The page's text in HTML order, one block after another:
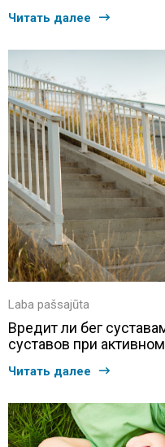
Читать далее
Laba pašsajūta
Вредит ли бег
суставов при
Читать далее